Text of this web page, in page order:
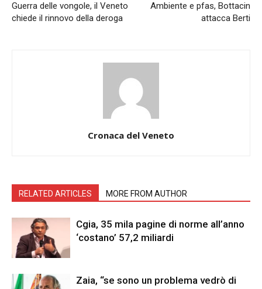
Guerra delle vongole, il Veneto
chiede il rinnovo della deroga
Ambiente e pfas, Bottacin
attacca Berti
Cronaca del Veneto
RELATED ARTICLES MORE FROM AUTHOR
Cgia, 35 mila pagine di norme all’anno
‘costano’ 57,2 miliardi
Zaia, “se sono un problema vedrò di